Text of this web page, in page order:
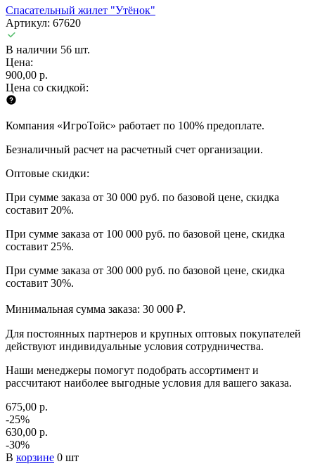
Спасательный жилет "Утёнок"
Артикул: 67620
В наличии 56 шт.
Цена:
900,00 р.
Цена со скидкой:
Компания «ИгроТойс» работает по 100% предоплате.
Безналичный расчет на расчетный счет организации.
Оптовые скидки:
При сумме заказа от 30 000 руб. по базовой цене, скидка
составит 20%.
При сумме заказа от 100 000 руб. по базовой цене, скидка
составит 25%.
При сумме заказа от 300 000 руб. по базовой цене, скидка
составит 30%.
Минимальная сумма заказа: 30 000 ₽.
Для постоянных партнеров и крупных оптовых покупателей
действуют индивидуальные условия сотрудничества.
Наши менеджеры помогут подобрать ассортимент и
рассчитают наиболее выгодные условия для вашего заказа.
675,00 р.
-25%
630,00 р.
-30%
В корзине 0 шт